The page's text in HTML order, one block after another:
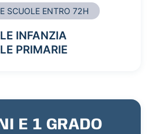
SCUOLE ENTRO 72H
INFANZIA
PRIMARIE
E 1 GRADO